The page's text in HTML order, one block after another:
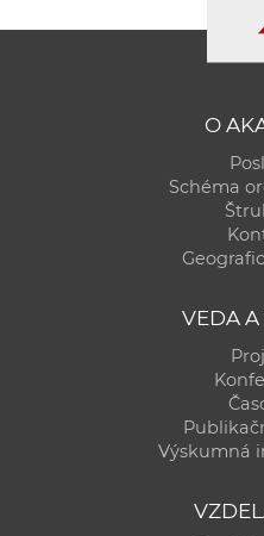
O
Schéma
VEDA A
Výskumná